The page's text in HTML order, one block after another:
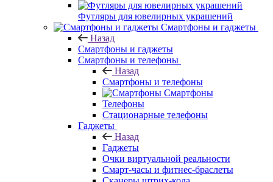
Футляры для ювелирных украшений
Смартфоны и гаджеты
Назад
Смартфоны и гаджеты
Смартфоны и телефоны
Назад
Смартфоны и телефоны
Смартфоны
Телефоны
Стационарные телефоны
Гаджеты
Назад
Гаджеты
Очки виртуальной реальности
Смарт-часы и фитнес-браслеты